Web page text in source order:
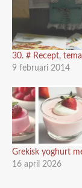
30. # Recept,
9 februari 2014
Grekisk yoghurt
16 april 2026